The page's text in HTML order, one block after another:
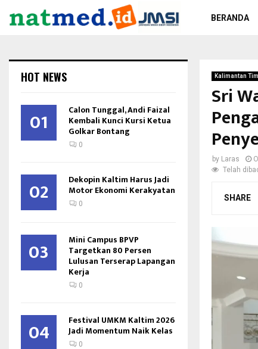
BERANDA
Kalimantan
Sri
by Laras
Telah
SHARE
HOT NEWS
01 Calon Tunggal, Andi Faizal
Kembali Kunci Kursi Ketua
Golkar Bontang
0
02 Dekopin Kaltim Harus Jadi
Motor Ekonomi Kerakyatan
0
03 Mini Campus BPVP
Targetkan 80 Persen
Lulusan Terserap Lapangan
Kerja
0
04 Festival UMKM Kaltim 2026
Jadi Momentum Naik Kelas
0